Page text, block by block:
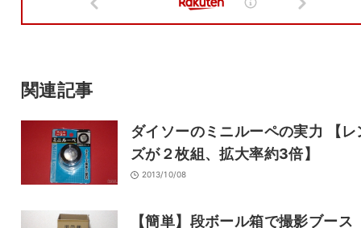
サイト
関連記事
ダイソーのミニルーペの実力 【レ
ズが２枚組、拡大率約3倍】
2013/10/08
【簡単】段ボール箱で撮影ブース